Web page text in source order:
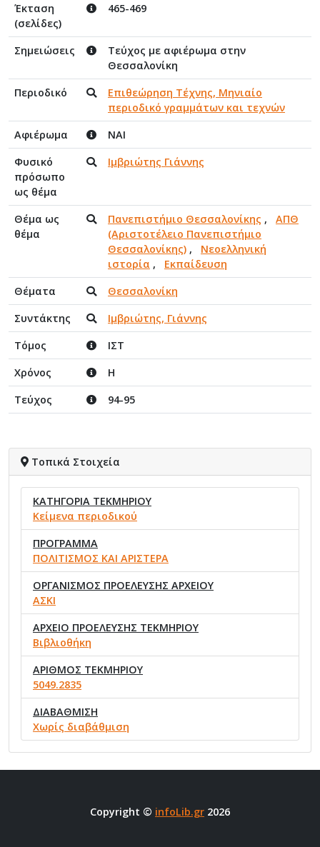
Έκταση
(σελίδες)
465-469
Σημειώσεις
Τεύχος με αφιέρωμα στην
Θεσσαλονίκη
Περιοδικό
Επιθεώρηση Τέχνης, Μηνιαίο
περιοδικό γραμμάτων και τεχνών
Αφιέρωμα
ΝΑΙ
Φυσικό
πρόσωπο
ως θέμα
Ιμβριώτης Γιάννης
Θέμα ως
θέμα
Πανεπιστήμιο Θεσσαλονίκης , ΑΠΘ
(Αριστοτέλειο Πανεπιστήμιο
Θεσσαλονίκης) , Νεοελληνική
ιστορία , Εκπαίδευση
Θέματα
Θεσσαλονίκη
Συντάκτης
Ιμβριώτης, Γιάννης
Τόμος
ΙΣΤ
Χρόνος
Η
Τεύχος
94-95
Τοπικά Στοιχεία
ΚΑΤΗΓΟΡΙΑ ΤΕΚΜΗΡΙΟΥ
Κείμενα περιοδικού
ΠΡΟΓΡΑΜΜΑ
ΠΟΛΙΤΙΣΜΟΣ ΚΑΙ ΑΡΙΣΤΕΡΑ
ΟΡΓΑΝΙΣΜΟΣ ΠΡΟΕΛΕΥΣΗΣ ΑΡΧΕΙΟΥ
ΑΣΚΙ
ΑΡΧΕΙΟ ΠΡΟΕΛΕΥΣΗΣ ΤΕΚΜΗΡΙΟΥ
Βιβλιοθήκη
ΑΡΙΘΜΟΣ ΤΕΚΜΗΡΙΟΥ
5049.2835
ΔΙΑΒΑΘΜΙΣΗ
Χωρίς διαβάθμιση
Copyright © infoLib.gr 2026